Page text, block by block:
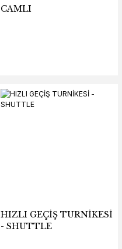
CAMLI
HIZLI GEÇİŞ TURNİKESİ
- SHUTTLE